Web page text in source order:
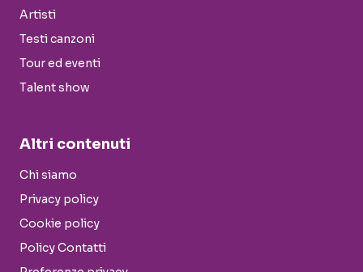
Artisti
Testi canzoni
Tour ed eventi
Talent show
Altri contenuti
Chi siamo
Privacy policy
Cookie policy
Policy Contatti